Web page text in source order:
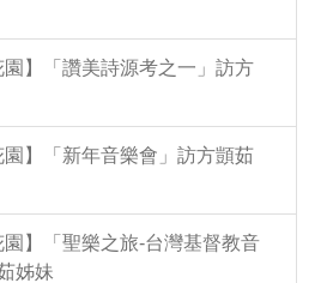
】「讚美詩源考之一」訪方
】「新年音樂會」訪方顗茹
】「聖樂之旅-台灣基督教音
姊妹